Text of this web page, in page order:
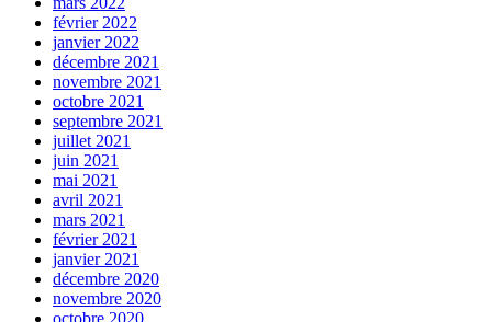
février 2022
janvier 2022
décembre 2021
novembre 2021
octobre 2021
septembre 2021
juillet 2021
juin 2021
mai 2021
avril 2021
mars 2021
février 2021
janvier 2021
décembre 2020
novembre 2020